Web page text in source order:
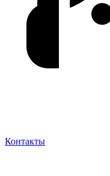
Контакты